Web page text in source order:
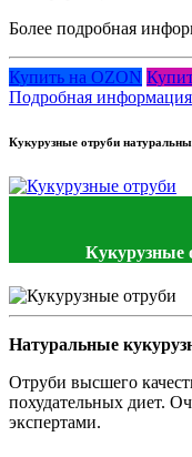
Более подробная
Купить на OZON
Подробная информация
Кукурузные отруби
Кукурузные
Натуральные
Отруби высшего
похудательных диет.
экспертами.